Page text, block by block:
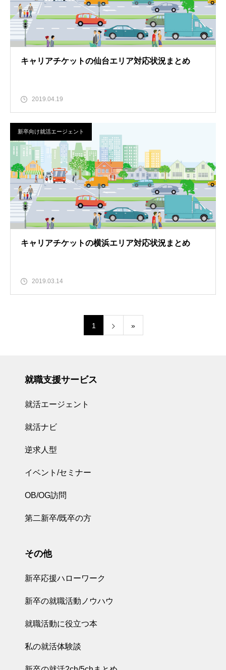
キャリアチケットの仙台エリア対応状況まとめ
2019.04.19
新卒向け就活エージェント
キャリアチケットの横浜エリア対応状況まとめ
2019.03.14
1 »
就職支援サービス
就活エージェント
就活ナビ
逆求人型
イベント/セミナー
OB/OG訪問
第二新卒/既卒の方
その他
新卒応援ハローワーク
新卒の就職活動ノウハウ
就職活動に役立つ本
私の就活体験談